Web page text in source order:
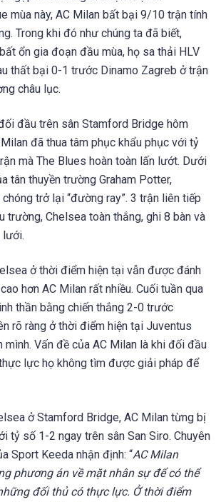
mùa này, AC Milan bất bại 9/10 trận tính
Trong khi đó như chúng ta đã biết,
ổn gia đoạn đầu mùa, họ sa thải HLV
thất bại 0-1 trước Dinamo Zagreb ở trận
châu lục.
đầu trên sân Stamford Bridge hôm
đã thua tâm phục khẩu phục với tỷ
mà The Blues hoàn toàn lấn lướt. Dưới
tân thuyền trường Graham Potter,
trở lại “đường ray”. 3 trận liên tiếp
trường, Chelsea toàn thắng, ghi 8 bàn và
lưới.
ở thời điểm hiện tại vẫn được đánh
hơn AC Milan rất nhiều. Cuối tuần qua
thần bằng chiến thắng 2-0 trước
rõ ràng ở thời điểm hiện tại Juventus
mình. Vấn đề của AC Milan là khi đối đầu
lực họ không tìm được giải pháp để
ở Stamford Bridge, AC Milan từng bị
tỷ số 1-2 ngay trên sân San Siro. Chuyên
Sport Keeda nhận định: “AC Milan
phương án về mặt nhân sự để có thể
đối thủ có thực lực. Ở thời điểm